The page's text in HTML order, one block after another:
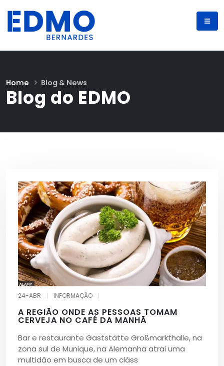
Blog do EDMO
Home Blog & News
24-ABR INFORMAÇÃO
A REGIÃO ONDE AS PESSOAS TOMAM
CERVEJA NO CAFÉ DA MANHÃ
Bar e restaurante Gaststätte Großmarkthalle, na
zona sul de Munique, na Alemanha atrai uma
multidão em busca de um cláss